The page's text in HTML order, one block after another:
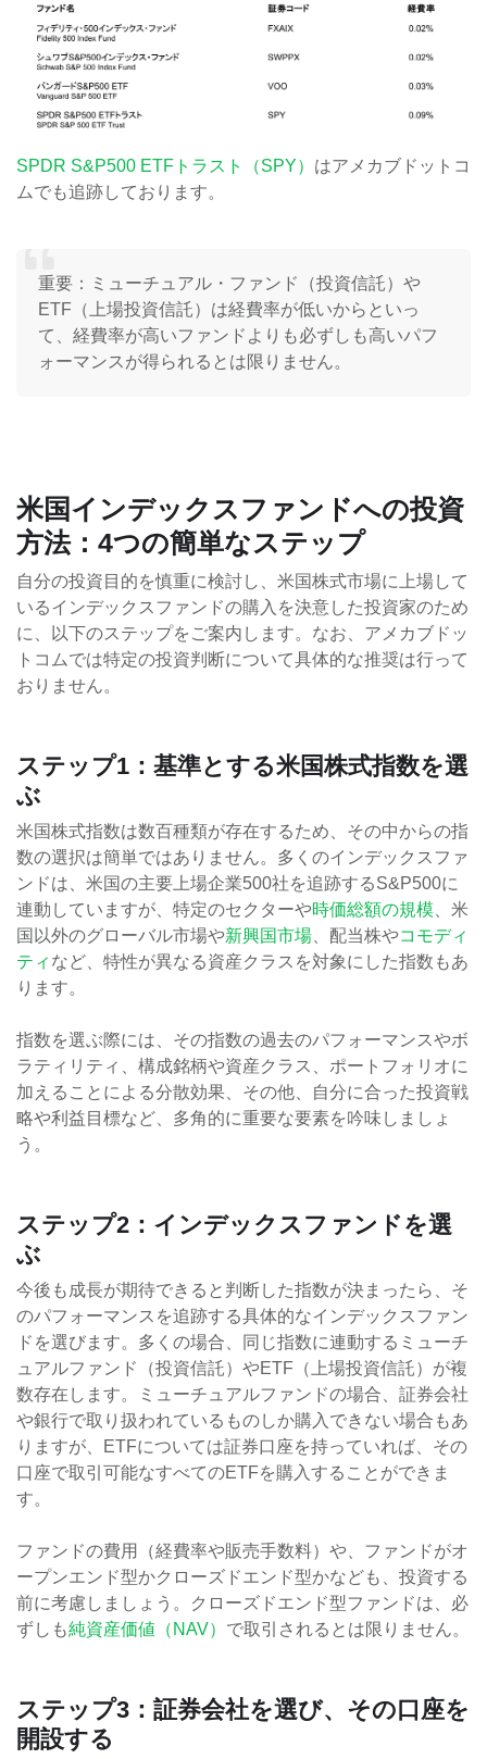
SPDR S&P500 ETFトラスト（SPY） はアメカブドットコ
ムでも追跡しております。
重要：ミューチュアル・ファンド（投資信託）や
ETF（上場投資信託）は経費率が低いからといっ
て、経費率が高いファンドよりも必ずしも高いパフ
ォーマンスが得られるとは限りません。
米国インデックスファンドへの投資
方法：4つの簡単なステップ
自分の投資目的を慎重に検討し、米国株式市場に上場して
いるインデックスファンドの購入を決意した投資家のため
に、以下のステップをご案内します。なお、アメカブドッ
トコムでは特定の投資判断について具体的な推奨は行って
おりません。
ステップ1：基準とする米国株式指数を選
ぶ
米国株式指数は数百種類が存在するため、その中からの指
数の選択は簡単ではありません。多くのインデックスファ
ンドは、米国の主要上場企業500社を追跡するS&P500に
連動していますが、特定のセクターや時価総額の規模 、米
国以外のグローバル市場や新興国市場 、配当株やコモディ
ティ など、特性が異なる資産クラスを対象にした指数もあ
ります。
指数を選ぶ際には、その指数の過去のパフォーマンスやボ
ラティリティ、構成銘柄や資産クラス、ポートフォリオに
加えることによる分散効果、その他、自分に合った投資戦
略や利益目標など、多角的に重要な要素を吟味しましょ
う。
ステップ2：インデックスファンドを選
ぶ
今後も成長が期待できると判断した指数が決まったら、そ
のパフォーマンスを追跡する具体的なインデックスファン
ドを選びます。多くの場合、同じ指数に連動するミューチ
ュアルファンド（投資信託）やETF（上場投資信託）が複
数存在します。ミューチュアルファンドの場合、証券会社
や銀行で取り扱われているものしか購入できない場合もあ
りますが、ETFについては証券口座を持っていれば、その
口座で取引可能なすべてのETFを購入することができま
す。
ファンドの費用（経費率や販売手数料）や、ファンドがオ
ープンエンド型かクローズドエンド型かなども、投資する
前に考慮しましょう。クローズドエンド型ファンドは、必
ずしも純資産価値（NAV） で取引されるとは限りません。
ステップ3：証券会社を選び、その口座を
開設する